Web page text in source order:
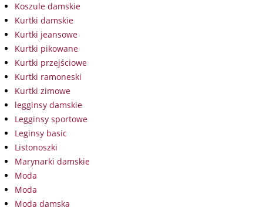
Koszule damskie
Kurtki damskie
Kurtki jeansowe
Kurtki pikowane
Kurtki przejściowe
Kurtki ramoneski
Kurtki zimowe
legginsy damskie
Legginsy sportowe
Leginsy basic
Listonoszki
Marynarki damskie
Moda
Moda
Moda damska